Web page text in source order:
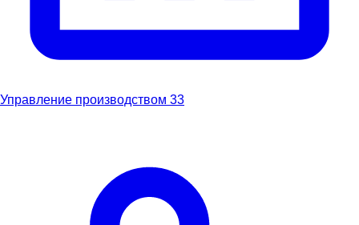
Управление производством 33